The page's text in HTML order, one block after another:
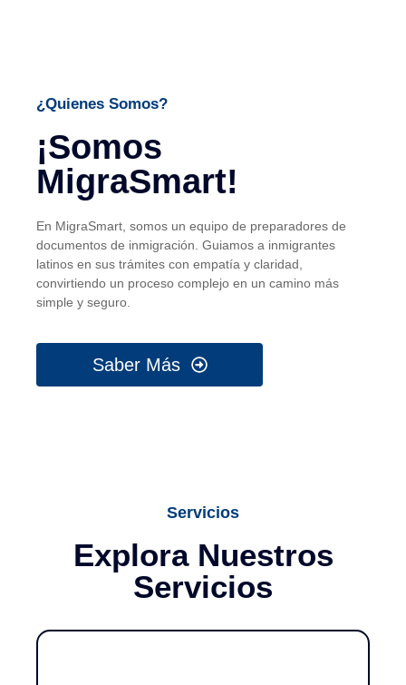
¿Quienes Somos?
¡Somos
MigraSmart!
En MigraSmart, somos un equipo de preparadores de
documentos de inmigración. Guiamos a inmigrantes
latinos en sus trámites con empatía y claridad,
convirtiendo un proceso complejo en un camino más
simple y seguro.
Saber Más
Servicios
Explora Nuestros
Servicios